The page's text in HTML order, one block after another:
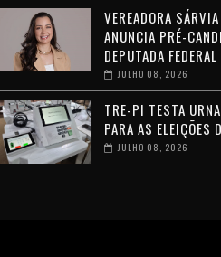
VEREADORA
ANUNCIA PRÉ-
DEPUTADA
JULHO 08, 2026
TRE-PI TESTA
PARA AS ELEIÇÕES
JULHO 08, 2026